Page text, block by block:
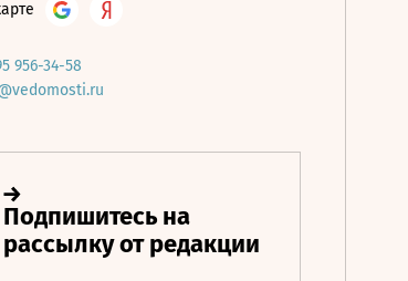
956-34-58